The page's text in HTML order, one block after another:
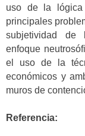
uso de la lógica
principales
subjetividad de
enfoque
el uso de la
económicos y
muros de
Referencia: